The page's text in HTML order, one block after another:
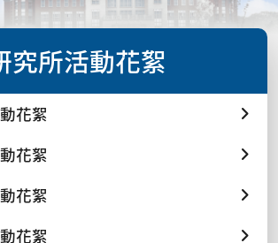
究所活動花絮
花絮
花絮
花絮
花絮